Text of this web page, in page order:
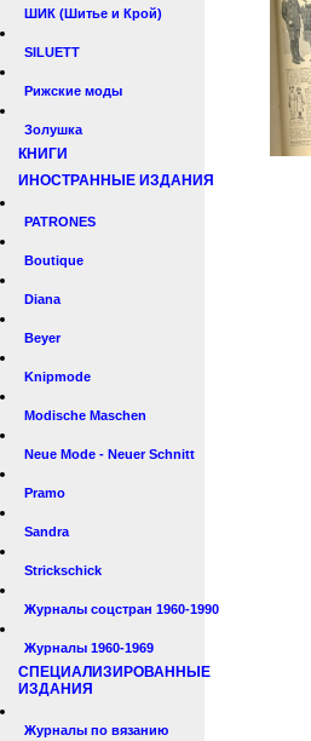
ШИК (Шитье и Крой)
SILUETT
Рижские моды
Золушка
КНИГИ
ИНОСТРАННЫЕ ИЗДАНИЯ
PATRONES
Boutique
Diana
Beyer
Knipmode
Modische Maschen
Neue Mode - Neuer Schnitt
Pramo
Sandra
Strickschick
Журналы соцстран 1960-1990
Журналы 1960-1969
СПЕЦИАЛИЗИРОВАННЫЕ
ИЗДАНИЯ
Журналы по вязанию